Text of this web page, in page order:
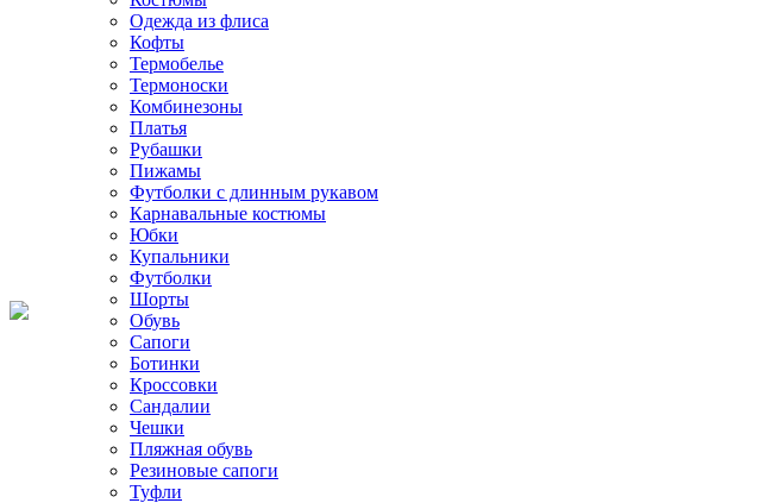
Одежда из флиса
Кофты
Термобелье
Термоноски
Комбинезоны
Платья
Рубашки
Пижамы
Футболки с длинным рукавом
Карнавальные костюмы
Юбки
Купальники
Футболки
Шорты
Обувь
Сапоги
Ботинки
Кроссовки
Сандалии
Чешки
Пляжная обувь
Резиновые сапоги
Туфли